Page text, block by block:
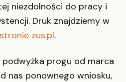
niezdolności do pracy i
Druk znajdziemy w
stronie zus.pl.
progu od marca
nas ponownego wniosku,